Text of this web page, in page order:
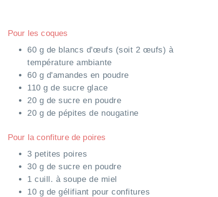
Pour les coques
60 g de blancs d'œufs (soit 2 œufs) à
température ambiante
60 g d'amandes en poudre
110 g de sucre glace
20 g de sucre en poudre
20 g de pépites de nougatine
Pour la confiture de poires
3 petites poires
30 g de sucre en poudre
1 cuill. à soupe de miel
10 g de gélifiant pour confitures